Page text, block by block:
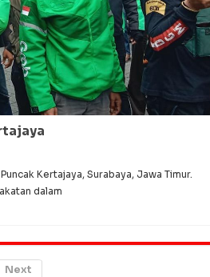
Kertajaya, Surabaya, Jawa Timur.
dalam
Next